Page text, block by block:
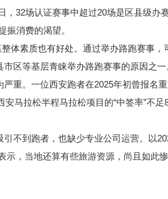
32场认证赛事中超过20场是区县级办
振消费的渴望。
体素质也有好处。通过举办路跑赛事
区等基层青睐举办路跑赛事的原因之一
。一位西安跑者在2025年初曾报名
马拉松半程马拉松项目的“中签率”不足
到跑者，也缺少专业公司运营。以
示，当地还算有些旅游资源，尚且如此